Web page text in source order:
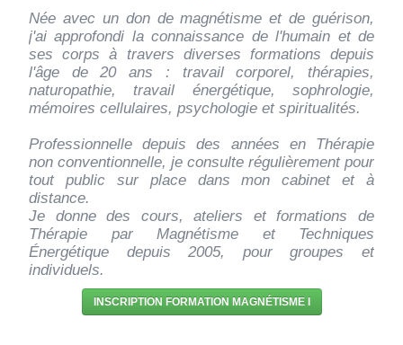
Née avec un don de magnétisme et de guérison,
j'ai approfondi la connaissance de l'humain et de
ses corps à travers diverses formations depuis
l'âge de 20 ans : travail corporel, thérapies,
naturopathie, travail énergétique, sophrologie,
mémoires cellulaires, psychologie et spiritualités.
Professionnelle depuis des années en Thérapie
non conventionnelle, je consulte régulièrement pour
tout public sur place dans mon cabinet et à
distance.
Je donne des cours, ateliers et formations de
Thérapie par Magnétisme et Techniques
Énergétique depuis 2005, pour groupes et
individuels.
INSCRIPTION FORMATION MAGNÉTISME I